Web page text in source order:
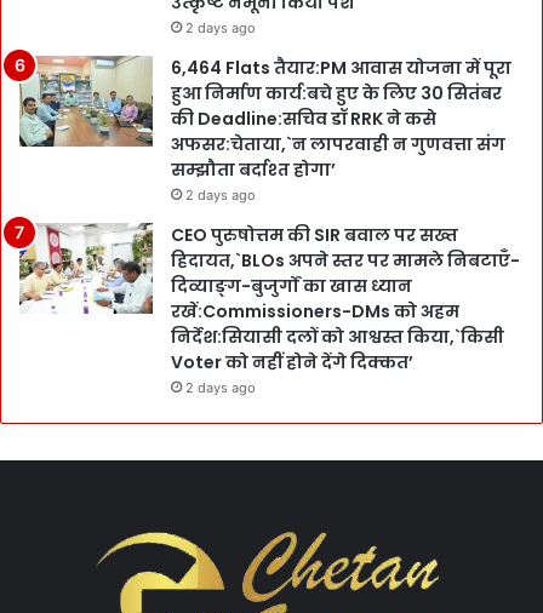
2 days ago
6,464 Flats तैयार:PM आवास योजना में पूरा
हुआ निर्माण कार्य:बचे हुए के लिए 30 सितंबर
की Deadline:सचिव डॉ RRK ने कसे
अफसर:चेताया,`न लापरवाही न गुणवत्ता संग
सम्झौता बर्दाश्त होगा’
2 days ago
CEO पुरुषोत्तम की SIR बवाल पर सख्त
हिदायत,`BLOs अपने स्तर पर मामले निबटाएँ-
दिव्याङ्ग-बुजुर्गों का खास ध्यान
रखें:Commissioners-DMs को अहम
निर्देश:सियासी दलों को आश्वस्त किया,`किसी
Voter को नहीं होने देंगे दिक्कत’
2 days ago